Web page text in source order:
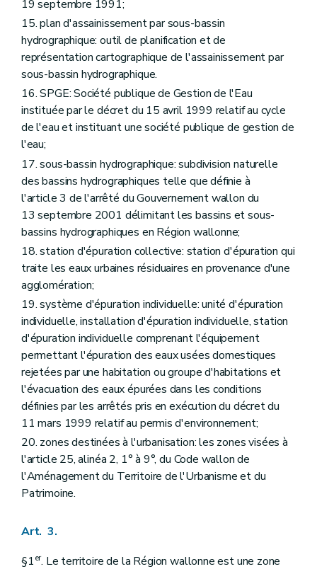
19 septembre 1991;
15. plan d'assainissement par sous-bassin
hydrographique: outil de planification et de
représentation cartographique de l'assainissement par
sous-bassin hydrographique.
16. SPGE: Société publique de Gestion de l'Eau
instituée par le décret du 15 avril 1999 relatif au cycle
de l'eau et instituant une société publique de gestion de
l'eau;
17. sous-bassin hydrographique: subdivision naturelle
des bassins hydrographiques telle que définie à
l'article 3 de l'arrêté du Gouvernement wallon du
13 septembre 2001 délimitant les bassins et sous-
bassins hydrographiques en Région wallonne;
18. station d'épuration collective: station d'épuration qui
traite les eaux urbaines résiduaires en provenance d'une
agglomération;
19. système d'épuration individuelle: unité d'épuration
individuelle, installation d'épuration individuelle, station
d'épuration individuelle comprenant l'équipement
permettant l'épuration des eaux usées domestiques
rejetées par une habitation ou groupe d'habitations et
l'évacuation des eaux épurées dans les conditions
définies par les arrêtés pris en exécution du décret du
11 mars 1999 relatif au permis d'environnement;
20. zones destinées à l'urbanisation: les zones visées à
l'article 25, alinéa 2, 1° à 9°, du Code wallon de
l'Aménagement du Territoire de l'Urbanisme et du
Patrimoine.
Art. 3.
§1er. Le territoire de la Région wallonne est une zone